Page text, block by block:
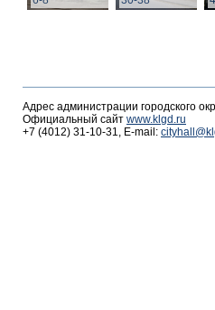
Адрес администрации городского
Официальный сайт www.klgd.ru
+7 (4012) 31-10-31, E-mail: